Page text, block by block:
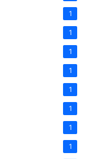
1
1
1
1
1
1
1
1